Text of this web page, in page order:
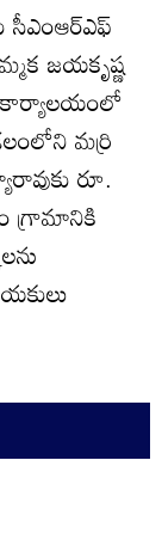
సీఎంఆర్‌ఎఫ్‌
జయకృష్ణ
కార్యాలయంలో
మర్రి
రూ.
గ్రామానికి